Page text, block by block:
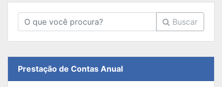
Buscar
Prestação de Contas Anual